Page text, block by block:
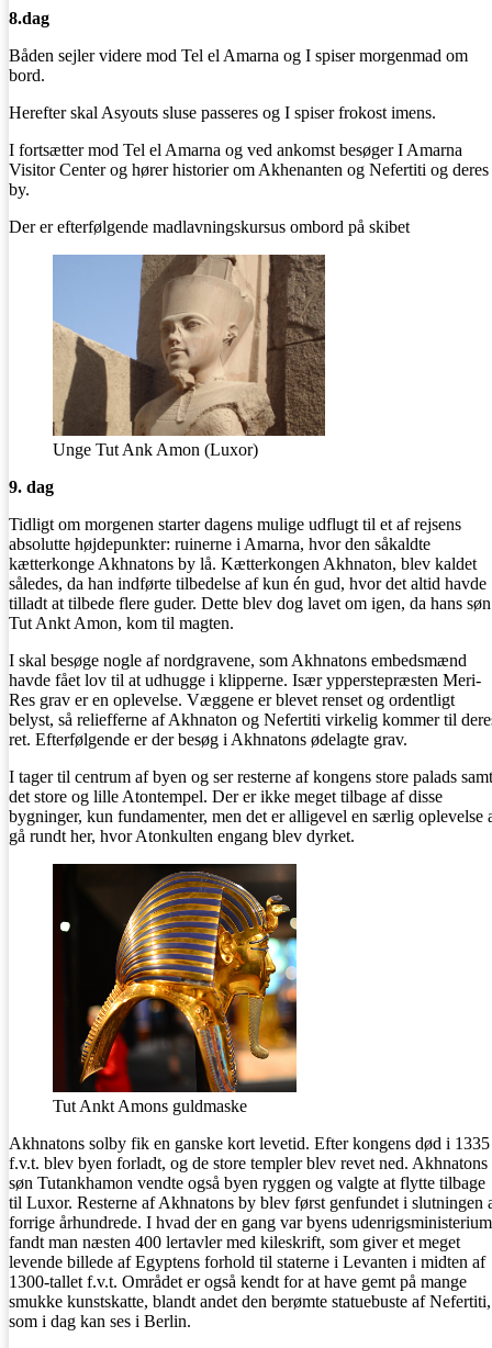
8.dag
Båden sejler videre mod Tel el Amarna og I spiser morgenmad om
bord.
Herefter skal Asyouts sluse passeres og I spiser frokost imens.
I fortsætter mod Tel el Amarna og ved ankomst besøger I Amarna
Visitor Center og hører historier om Akhenanten og Nefertiti og deres
by.
Der er efterfølgende madlavningskursus ombord på skibet
Unge Tut Ank Amon (Luxor)
9. dag
Tidligt om morgenen starter dagens mulige udflugt til et af rejsens
absolutte højdepunkter: ruinerne i Amarna, hvor den såkaldte
kætterkonge Akhnatons by lå. Kætterkongen Akhnaton, blev kaldet
således, da han indførte tilbedelse af kun én gud, hvor det altid havde
tilladt at tilbede flere guder. Dette blev dog lavet om igen, da hans søn
Tut Ankt Amon, kom til magten.
I skal besøge nogle af nordgravene, som Akhnatons embedsmænd
havde fået lov til at udhugge i klipperne. Især ypperstepræsten Meri-
Res grav er en oplevelse. Væggene er blevet renset og ordentligt
belyst, så reliefferne af Akhnaton og Nefertiti virkelig kommer til
ret. Efterfølgende er der besøg i Akhnatons ødelagte grav.
I tager til centrum af byen og ser resterne af kongens store palads samt
det store og lille Atontempel. Der er ikke meget tilbage af disse
bygninger, kun fundamenter, men det er alligevel en særlig oplevelse
gå rundt her, hvor Atonkulten engang blev dyrket.
Tut Ankt Amons guldmaske
Akhnatons solby fik en ganske kort levetid. Efter kongens død i 1335
f.v.t. blev byen forladt, og de store templer blev revet ned. Akhnatons
søn Tutankhamon vendte også byen ryggen og valgte at flytte tilbage
til Luxor. Resterne af Akhnatons by blev først genfundet i slutningen
forrige århundrede. I hvad der en gang var byens udenrigsministerium
fandt man næsten 400 lertavler med kileskrift, som giver et meget
levende billede af Egyptens forhold til staterne i Levanten i midten af
1300-tallet f.v.t. Området er også kendt for at have gemt på mange
smukke kunstskatte, blandt andet den berømte statuebuste af Nefertiti,
som i dag kan ses i Berlin.